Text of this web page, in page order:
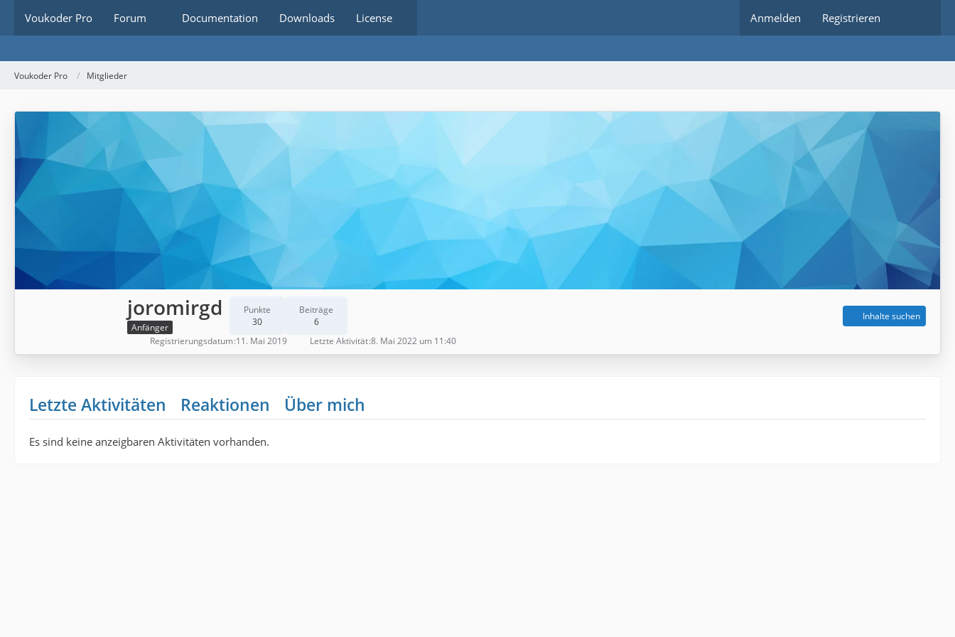
Voukoder Pro Forum Documentation Downloads License Anmelden Registrieren
Voukoder Pro Mitglieder
joromirgd
Anfänger
Punkte
30
Beiträge
6
Inhalte suchen
Registrierungsdatum 11. Mai 2019 Letzte Aktivität 8. Mai 2022 um 11:40
Letzte Aktivitäten Reaktionen Über mich
Es sind keine anzeigbaren Aktivitäten vorhanden.